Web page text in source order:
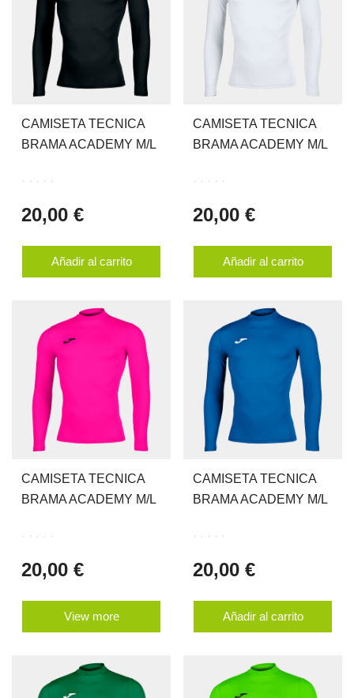
CAMISETA TECNICA
BRAMA ACADEMY M/L
20,00 €
Añadir al carrito
CAMISETA TECNICA
BRAMA ACADEMY M/L
20,00 €
Añadir al carrito
CAMISETA TECNICA
BRAMA ACADEMY M/L
20,00 €
View more
CAMISETA TECNICA
BRAMA ACADEMY M/L
20,00 €
Añadir al carrito